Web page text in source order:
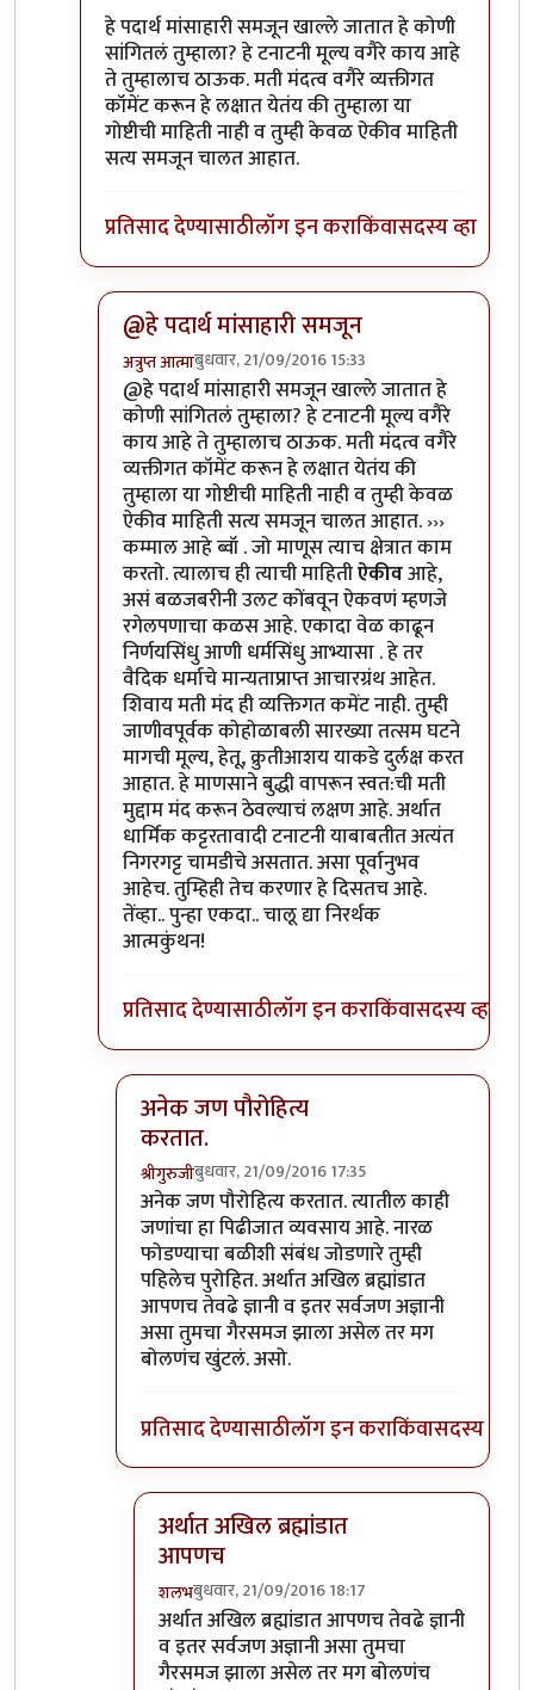
हे पदार्थ मांसाहारी समजून खाल्ले जातात हे कोणी
सांगितलं तुम्हाला? हे टनाटनी मूल्य वगैरे काय आहे
ते तुम्हालाच ठाऊक. मती मंदत्व वगैरे व्यक्तीगत
कॉमेंट करून हे लक्षात येतंय की तुम्हाला या
गोष्टीची माहिती नाही व तुम्ही केवळ ऐकीव माहिती
सत्य समजून चालत आहात.
प्रतिसाद देण्यासाठीलॉग इन कराकिंवासदस्य व्हा
@हे पदार्थ मांसाहारी समजून
अत्रुप्त आत्माबुधवार, 21/09/2016 15:33
In reply toशाकाहारी पदार्थ असले.. तरी तेby
@हे पदार्थ मांसाहारी समजून खाल्ले जातात हे
कोणी सांगितलं तुम्हाला? हे टनाटनी मूल्य वगैरे
काय आहे ते तुम्हालाच ठाऊक. मती मंदत्व वगैरे
व्यक्तीगत कॉमेंट करून हे लक्षात येतंय की
तुम्हाला या गोष्टीची माहिती नाही व तुम्ही केवळ
ऐकीव माहिती सत्य समजून चालत आहात. ›››
कम्माल आहे ब्वॉ . जो माणूस त्याच क्षेत्रात काम
करतो. त्यालाच ही त्याची माहितीऐकीवआहे,
असं बळजबरीनी उलट कोंबवून ऐकवणं म्हणजे
रगेलपणाचा कळस आहे. एकादा वेळ काढून
निर्णयसिंधु आणी धर्मसिंधु आभ्यासा . हे तर
वैदिक धर्माचे मान्यताप्राप्त आचारग्रंथ आहेत.
शिवाय मती मंद ही व्यक्तिगत कमेंट नाही. तुम्ही
जाणीवपूर्वक कोहोळाबली सारख्या तत्सम घटने
मागची मूल्य, हेतू, क्रुतीआशय याकडे दुर्लक्ष करत
आहात. हे माणसाने बुद्धी वापरून स्वत:ची मती
मुद्दाम मंद करून ठेवल्याचं लक्षण आहे. अर्थात
धार्मिक कट्टरतावादी टनाटनी याबाबतीत अत्यंत
निगरगट्ट चामडीचे असतात. असा पूर्वानुभव
आहेच. तुम्हिही तेच करणार हे दिसतच आहे.
तेंव्हा.. पुन्हा एकदा.. चालू द्या निरर्थक
आत्मकुंथन!
प्रतिसाद देण्यासाठीलॉग इन कराकिंवासदस्य व्हा
अनेक जण पौरोहित्य
करतात.
श्रीगुरुजीबुधवार, 21/09/2016 17:35
In reply to@हे पदार्थ मांसाहारी समजूनby
अनेक जण पौरोहित्य करतात. त्यातील काही
जणांचा हा पिढीजात व्यवसाय आहे. नारळ
फोडण्याचा बळीशी संबंध जोडणारे तुम्ही
पहिलेच पुरोहित. अर्थात अखिल ब्रह्मांडात
आपणच तेवढे ज्ञानी व इतर सर्वजण अज्ञानी
असा तुमचा गैरसमज झाला असेल तर मग
बोलणंच खुंटलं. असो.
प्रतिसाद देण्यासाठीलॉग इन कराकिंवासदस्य व्हा
अर्थात अखिल ब्रह्मांडात
आपणच
शलभबुधवार, 21/09/2016 18:17
In reply toअनेक जण पौरोहित्य करतात.by
अर्थात अखिल ब्रह्मांडात आपणच तेवढे ज्ञानी
व इतर सर्वजण अज्ञानी असा तुमचा
गैरसमज झाला असेल तर मग बोलणंच